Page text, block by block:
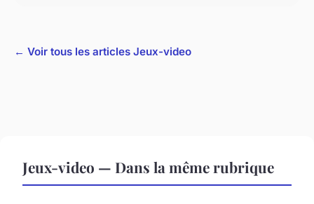
← Voir tous les articles Jeux-video
Jeux-video — Dans la même rubrique